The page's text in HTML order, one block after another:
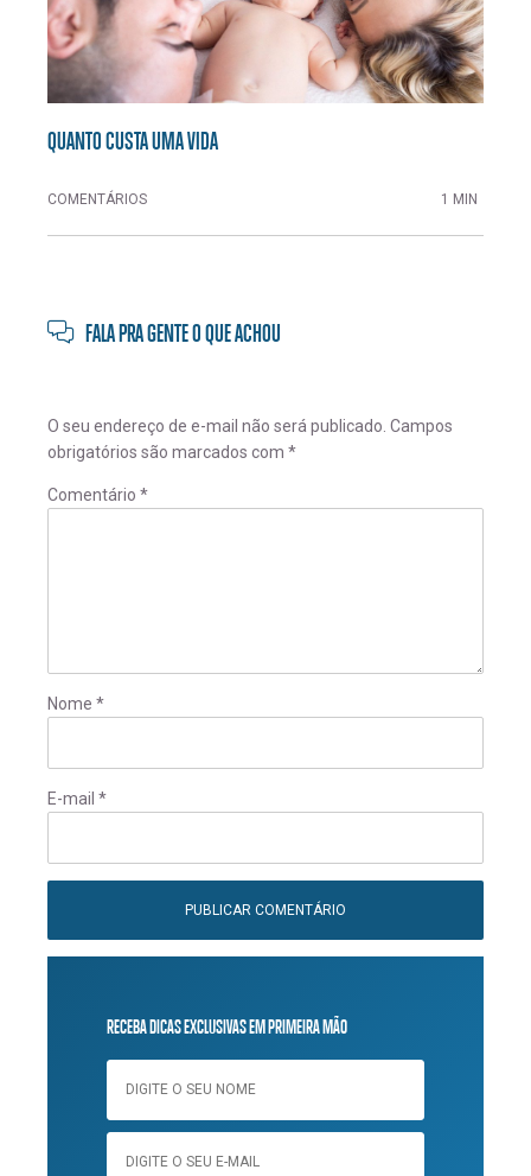
QUANTO CUSTA UMA VIDA
COMENTÁRIOS 1 MIN
FALA PRA GENTE O QUE ACHOU
O seu endereço de e-mail não será publicado. Campos
obrigatórios são marcados com *
Comentário *
Nome *
E-mail *
RECEBA DICAS EXCLUSIVAS EM PRIMEIRA MÃO